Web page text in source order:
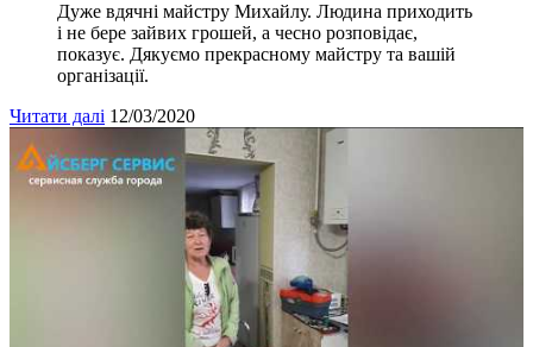
Дуже вдячні майстру Михайлу. Людина приходить
і не бере зайвих грошей, а чесно розповідає,
показує. Дякуємо прекрасному майстру та вашій
організації.
Читати далі 12/03/2020